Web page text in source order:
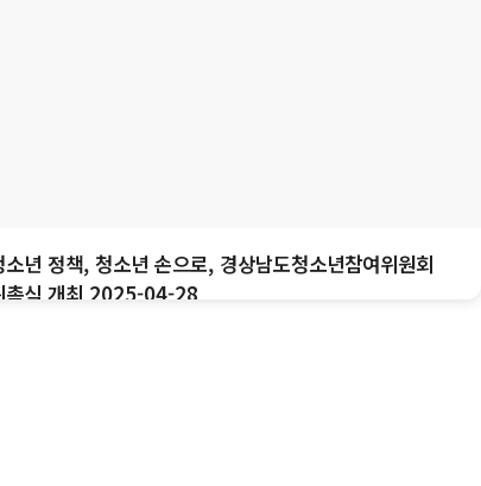
소년 정책, 청소년 손으로, 경상남도청소년참여위원회
촉식 개최 2025-04-28